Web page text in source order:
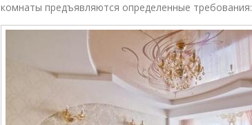
комнаты предъявляются определенные требования: